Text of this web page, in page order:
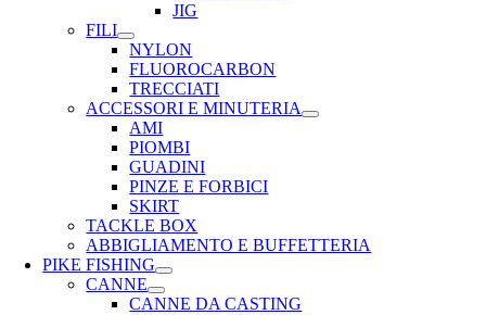
JIG
FILI
NYLON
FLUOROCARBON
TRECCIATI
ACCESSORI E MINUTERIA
AMI
PIOMBI
GUADINI
PINZE E FORBICI
SKIRT
TACKLE BOX
ABBIGLIAMENTO E BUFFETTERIA
PIKE FISHING
CANNE
CANNE DA CASTING